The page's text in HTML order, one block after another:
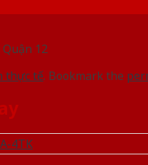
12
thực tế. Bookmark the